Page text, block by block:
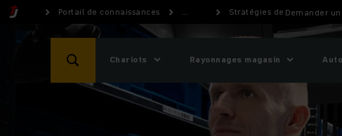
Portail de connaissances ... Stratégies de marche
Demander
Chariots Rayonnages magasin